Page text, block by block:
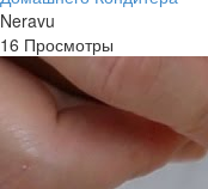
Neravu
16 Просмотры